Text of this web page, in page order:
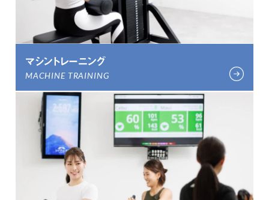
マシントレーニング
MACHINE TRAINING